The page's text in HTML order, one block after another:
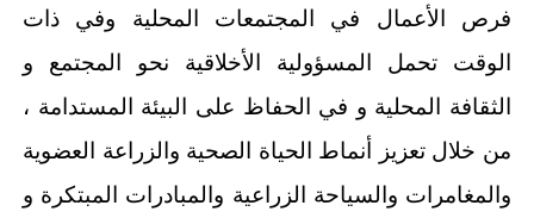
فرص الأعمال في المجتمعات المحلية وفي ذات
الوقت تحمل المسؤولية الأخلاقية نحو المجتمع و
الثقافة المحلية و في الحفاظ على البيئة المستدامة ،
من خلال تعزيز أنماط الحياة الصحية والزراعة العضوية
والمغامرات والسياحة الزراعية والمبادرات المبتكرة و